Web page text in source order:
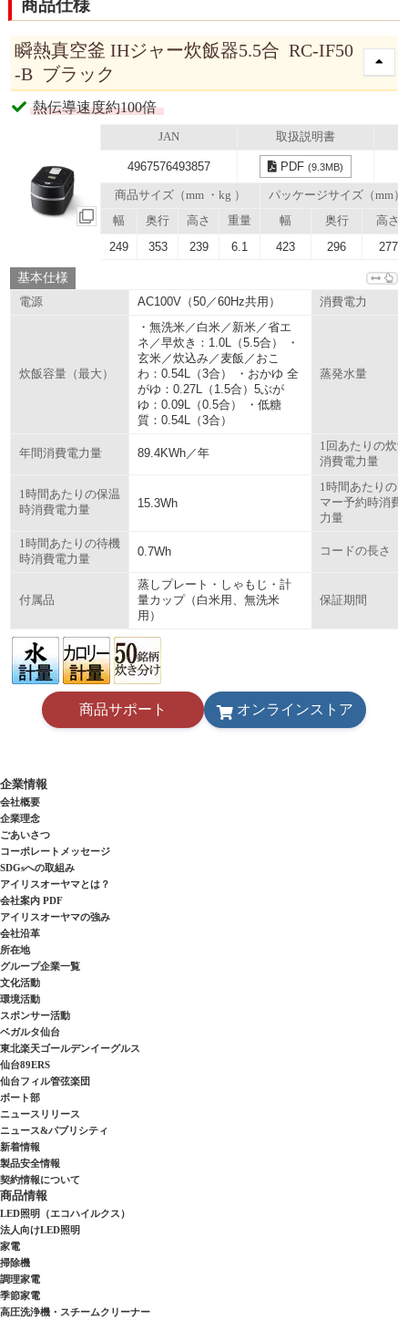
商品仕様
瞬熱真空釜 IHジャー炊飯器5.5合 RC-IF50
-B ブラック
熱伝導速度約100倍
JAN 取扱説明書
4967576493857 PDF(9.3MB)
商品サイズ（mm ・kg ）
パッケージサイズ（mm）
幅
奥行 高さ 重量 幅 奥行 高さ
249 353 239 6.1 423 296 277
基本仕様
電源 AC100V（50／60Hz共用） 消費電力
炊飯容量（最大）
・無洗米／白米／新米／省エ
ネ／早炊き：1.0L（5.5合） ・
玄米／炊込み／麦飯／おこ
わ：0.54L（3合） ・おかゆ 全
がゆ：0.27L（1.5合）5ぶが
ゆ：0.09L（0.5合） ・低糖
質：0.54L（3合）
蒸発水量
年間消費電力量 89.4KWh／年
1回あたりの炊
消費電力量
1時間あたりの保温
時消費電力量
15.3Wh
1時間あたりの
マー予約時消費
力量
1時間あたりの待機
時消費電力量
0.7Wh コードの長さ
付属品
蒸しプレート・しゃもじ・計
量カップ（白米用、無洗米
用）
保証期間
商品サポート オンラインストア
企業情報
会社概要
企業理念
ごあいさつ
コーポレートメッセージ
SDGsへの取組み
アイリスオーヤマとは？
会社案内 PDF
アイリスオーヤマの強み
会社沿革
所在地
グループ企業一覧
文化活動
環境活動
スポンサー活動
ベガルタ仙台
東北楽天ゴールデンイーグルス
仙台89ERS
仙台フィル管弦楽団
ボート部
ニュースリリース
ニュース&パブリシティ
新着情報
製品安全情報
契約情報について
商品情報
LED照明（エコハイルクス）
法人向けLED照明
家電
掃除機
調理家電
季節家電
高圧洗浄機・スチームクリーナー